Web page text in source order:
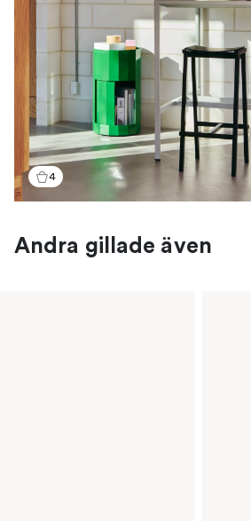
4
Andra gillade även